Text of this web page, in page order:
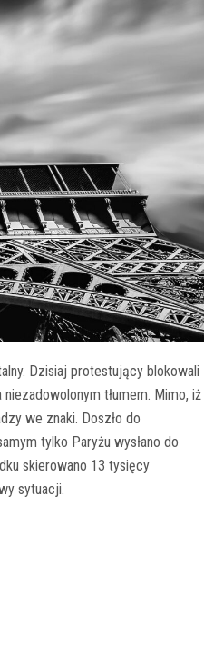
Dzisiaj protestujący blokowali
tłumem. Mimo, iż
we znaki. Doszło do
tylko Paryżu wysłano do
skierowano 13 tysięcy
sytuacji.